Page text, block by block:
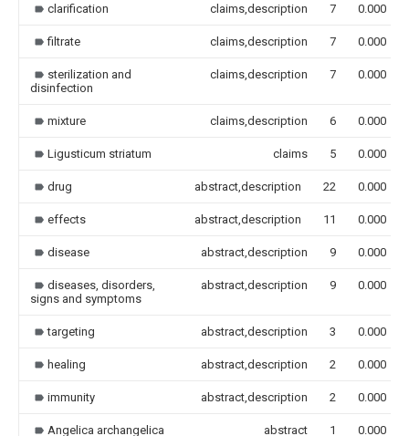
clarification claims,description 7 0.000
filtrate claims,description 7 0.000
sterilization and
disinfection
claims,description 7 0.000
mixture claims,description 6 0.000
Ligusticum striatum claims 5 0.000
drug abstract,description 22 0.000
effects abstract,description 11 0.000
disease abstract,description 9 0.000
diseases, disorders,
signs and symptoms
abstract,description 9 0.000
targeting abstract,description 3 0.000
healing abstract,description 2 0.000
immunity abstract,description 2 0.000
Angelica archangelica abstract 1 0.000